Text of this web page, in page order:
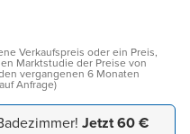
Verkaufspreis oder ein Preis,
Marktstudie der Preise von
vergangenen 6 Monaten
Anfrage)
Jetzt 60 €